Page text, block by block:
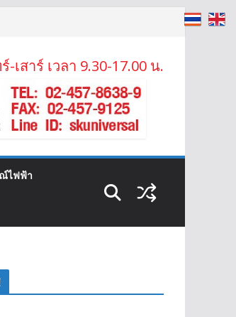
เสาร์ เวลา 9.30-17.00 น.
ไฟฟ้า